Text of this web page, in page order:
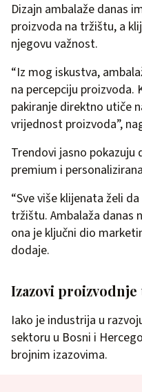
Dizajn ambalaže danas
proizvoda na tržištu, a
njegovu važnost.
“Iz mog iskustva,
na percepciju
pakiranje direktno utiče
vrijednost proizvoda”,
Trendovi jasno pokazuju
premium i
“Sve više klijenata želi
tržištu. Ambalaža danas
ona je ključni dio
dodaje.
Izazovi proizvodnje
Iako je industrija u
sektoru u Bosni i
brojnim izazovima.